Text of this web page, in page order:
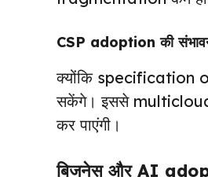
CSP adoption की
क्योंकि specification
सकेंगे। इससे
कर पाएंगी।
बिजनेस और AI